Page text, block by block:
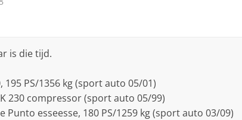
is die tijd.
195 PS/1356 kg (sport auto 05/01)
230 compressor (sport auto 05/99)
esseesse, 180 PS/1259 kg (sport auto 03/09)